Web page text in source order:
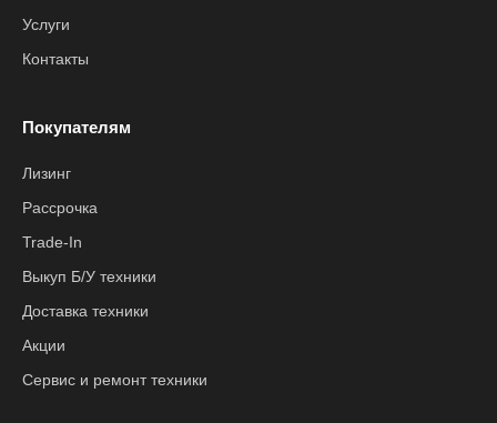
Услуги
Контакты
Покупателям
Лизинг
Рассрочка
Trade-In
Выкуп Б/У техники
Доставка техники
Акции
Сервис и ремонт техники